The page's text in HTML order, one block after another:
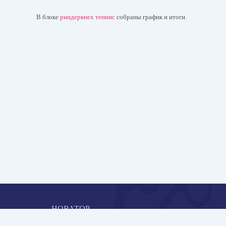
В блоке риндеркнех теннис собраны график и итоги.
НОВАТОР